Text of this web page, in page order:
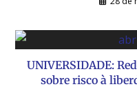
UNIVERSIDADE:
sobre risco à